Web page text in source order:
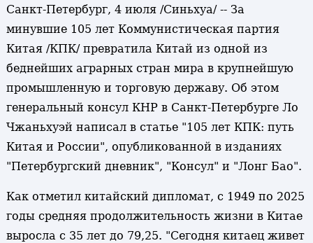
Санкт-Петербург, 4 июля /Синьхуа/ -- За
минувшие 105 лет Коммунистическая партия
Китая /КПК/ превратила Китай из одной из
беднейших аграрных стран мира в крупнейшую
промышленную и торговую державу. Об этом
генеральный консул КНР в Санкт-Петербурге Ло
Чжаньхуэй написал в статье "105 лет КПК: путь
Китая и России", опубликованной в изданиях
"Петербургский дневник", "Консул" и "Лонг Бао".
Как отметил китайский дипломат, с 1949 по 2025
годы средняя продолжительность жизни в Китае
выросла с 35 лет до 79,25. "Сегодня китаец живет